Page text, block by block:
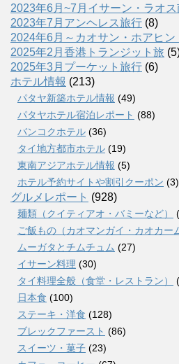
2023年6月~7月イサーン・ラオ
2023年7月アンヘレス旅行 (8)
2024年6月～カオサン・ホアヒン
2025年2月香港トランジット旅
2025年3月プーケット旅行 (6)
ホテル情報 (213)
パタヤ新築ホテル情報 (49)
パタヤホテル宿泊レポート (88)
バンコクホテル (36)
タイ地方都市ホテル (19)
東南アジアホテル情報 (5)
ホテル予約サイトや割引クーポン (3)
グルメレポート (928)
麺類（クイティアオ・バミーなど）
ご飯もの（カオマンガイ・カオカー
ムーガタとチムチュム (27)
イサーン料理 (30)
タイ料理全般（食堂・レストラン）
日本食 (100)
ステーキ・洋食 (128)
ブレックファースト (86)
スイーツ・菓子 (23)